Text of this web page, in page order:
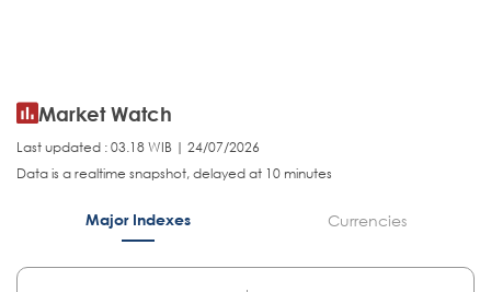
Market Watch
Last updated : 03.18 WIB | 24/07/2026
Data is a realtime snapshot, delayed at 10 minutes
Major Indexes Currencies